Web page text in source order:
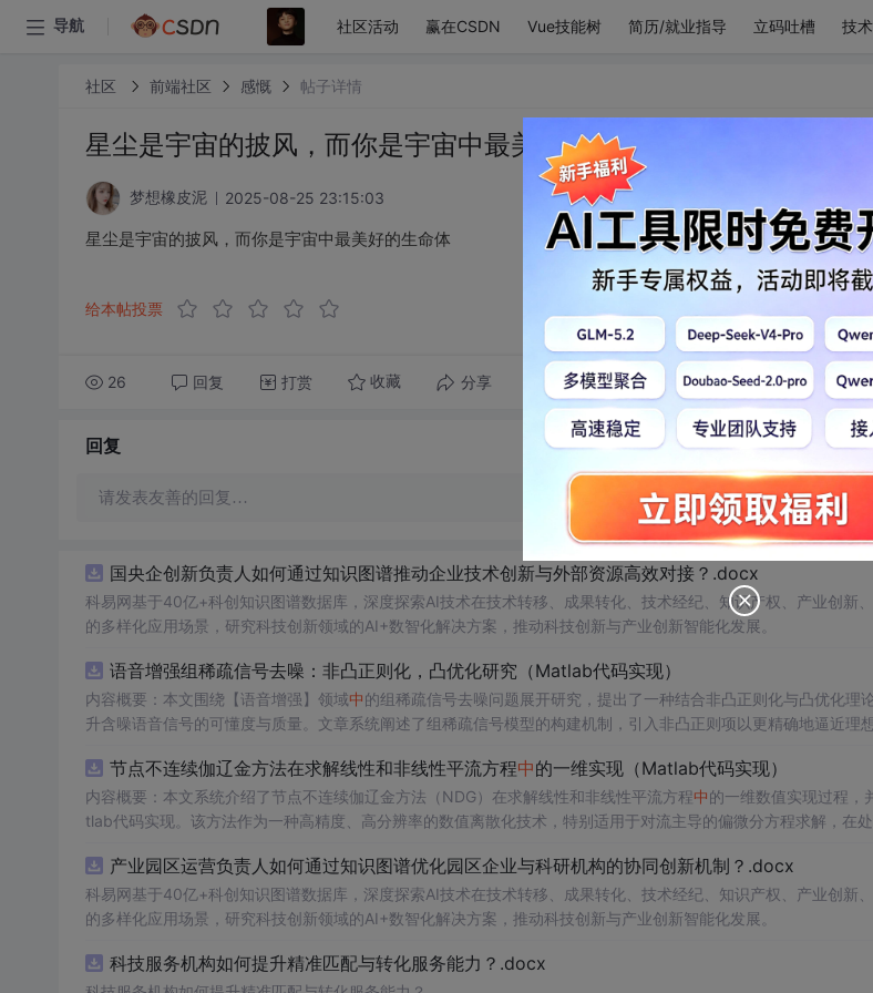
导航 社区活动 赢在CSDN Vue技能树 简历/就业指导 立码吐槽 技
社区 前端社区 感慨 帖子详情
星尘是宇宙的披风，而你是宇宙中最美好的生命体
梦想橡皮泥 2025-08-25 23:15:03
星尘是宇宙的披风，而你是宇宙中最美好的生命体
给本帖投票
26 回复 打赏 收藏 分享 转发到动态 举报
回复
请发表友善的回复…
国央企创新负责人如何通过知识图谱推动企业技术创新与外部资源高效对接？.docx
科易网基于40亿+科创知识图谱数据库，深度探索AI技术在技术转移、成果转化、技术经纪、知识产权、产业创新
的多样化应用场景，研究科技创新领域的AI+数智化解决方案，推动科技创新与产业创新智能化发展。
语音增强组稀疏信号去噪：非凸正则化，凸优化研究（Matlab代码实现）
内容概要：本文围绕【语音增强】领域中的组稀疏信号去噪问题展开研究，提出了一种结合非凸正则化与凸优化理
升含噪语音信号的可懂度与质量。文章系统阐述了组稀疏信号模型的构建机制，引入非凸正则项以更精确地逼近理
语音信号预处理、稀疏系数求解、去噪重构等关键环节，并配套提供可复现的代码资源，便于研究人员进一步验证
数学可处理性的同时显著增强了去噪性能，尤其适用于低信噪比环境下的语音恢复任务。; 适合人群：具备一定信号与系统、数字信号处理
理论基础，熟悉稀疏表示与最优化方法，且拥有Matlab编程能力的研究生、科研人员及从事语音增强、音频工程、
课程或科研项目中的教学案例，帮助深入理解稀疏表示、非凸优化与凸优化算法的融合机制；③为后续研究非凸正
医学信号处理等其他稀疏恢复问题中的性能优势提供理论依据与实现范例。; 阅读建议：建议读者结合所提供的Matlab代码逐模块分析，
重点理解非凸正则项的设计动机及其对稀疏性的增强作用，深入掌握优化求解过程 中迭代算法的实现细节；同时可
势与潜在局限。
节点不连续伽辽金方法在求解线性和非线性平流方程中的一维实现（Matlab代码实现）
内容概要：本文系统介绍了节点不连续伽辽金方法（NDG）在求解线性和非线性平流方程中的一维数值实现过程，
tlab代码实现。该方法作为一种高精度、高分辨率的数值离散化技术，特别适用于对流主导的偏微分方程求解，在
（如显式Runge-Kutta方法）以及边界条件的实施策略。通过多个典型算例（如线性对流、Burgers方程等）的仿真
法在捕捉激波、避免非物理振荡及保持高阶精度方面的有效性。结合代码实践，读者可深入掌握NDG方法的算法设
节。; 适合人群：具备偏微分方程数值解法、有限元方法或计算流体力学基础知识，熟悉Matlab编程语言，从事科学计算、工程仿真、应
法的理解；②应用于流体力学、气象模拟、环境科学等领域中对强对流现象的精确数值模拟；③作为复杂物理系统
产业园区运营负责人如何通过知识图谱优化园区企业与科研机构的协同创新机制？.docx
科易网基于40亿+科创知识图谱数据库，深度探索AI技术在技术转移、成果转化、技术经纪、知识产权、产业创新
的多样化应用场景，研究科技创新领域的AI+数智化解决方案，推动科技创新与产业创新智能化发展。
科技服务机构如何提升精准匹配与转化服务能力？.docx